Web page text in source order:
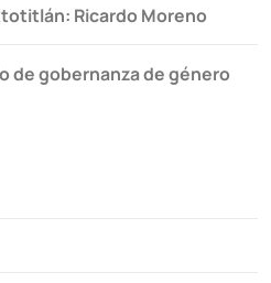
Ricardo Moreno
de gobernanza de género